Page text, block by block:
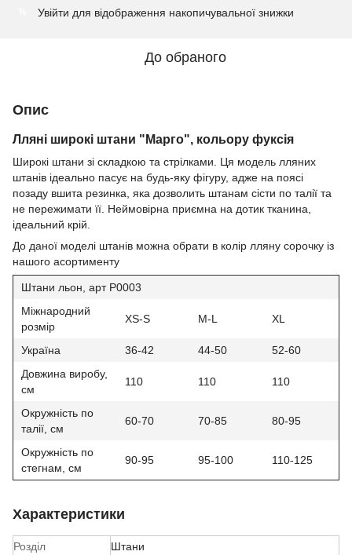
Увійти для відображення накопичувальної знижки
До обраного
Опис
Лляні широкі штани "Марго", кольору фуксія
Широкі штани зі складкою та стрілками. Ця модель лляних
штанів ідеально пасує на будь-яку фігуру, адже на поясі
позаду вшита резинка, яка дозволить штанам сісти по талії та
не пережимати її. Неймовірна приємна на дотик тканина,
ідеальний крій.
До даної моделі штанів можна обрати в колір лляну сорочку із
нашого асортименту
Штани льон, арт P0003
Міжнародний
розмір
XS-S M-L XL
Україна 36-42 44-50
52-60
Довжина виробу,
см
110 110 110
Окружність по
талії, см
60-70 70-85 80-95
Окружність по
стегнам, см
90-95 95-100 110-125
Характеристики
Розділ
Штани